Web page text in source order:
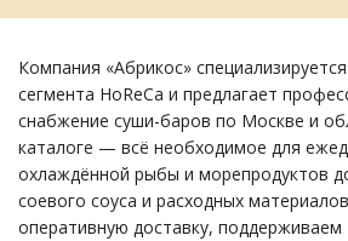
Компания «Абрикос»
сегмента HoReCa и предлагает
снабжение суши-баров по Москве и
каталоге — всё необходимое для
охлаждённой рыбы и морепродуктов
соевого соуса и расходных
оперативную доставку, поддерживаем